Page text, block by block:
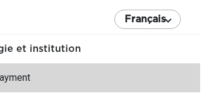
Français
et institution